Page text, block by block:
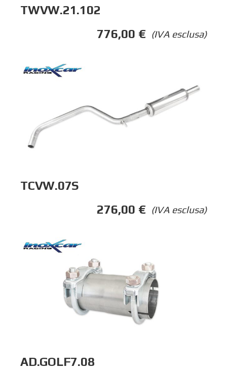
TWVW.21.102
(IVA esclusa)
776,00 €
TCVW.07S
(IVA esclusa)
276,00 €
AD.GOLF7.08